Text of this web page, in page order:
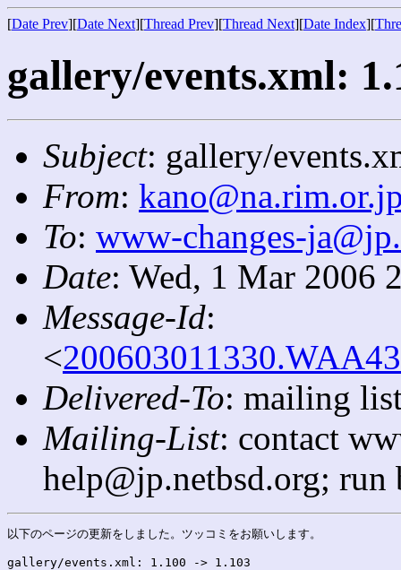
[Date Prev][Date Next][Thread Prev][Thread Next][Date Index][
gallery/events.xml:
Subject: gallery/
From:
To: www-changes-
Date: Wed, 1 Mar 2006
Message-Id:
<
Delivered-To: mailing
Mailing-List: contact
help@jp.netbsd.org;
以下のページの更新をしました。ツッコミをお願いします。
gallery/events.xml: 1.100 -> 1.103